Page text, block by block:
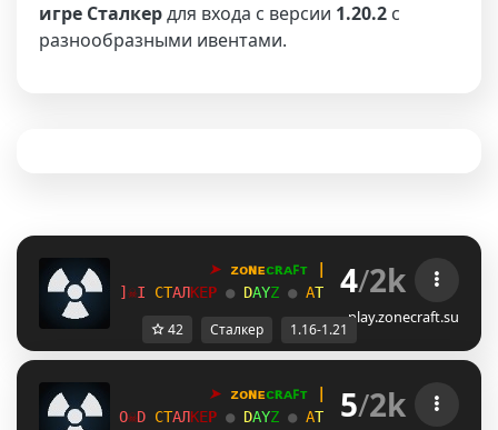
игре Сталкердля входа с версии 1.20.2 с
разнообразными ивентами.
➤ ᴢᴏɴᴇᴄʀᴀꜰᴛ .1 6 →
+
G ☠[ СТАЛКЕР ● DAYZ ● АТ ОСФЕ РА ● Й
4/2k
play.zonecraft.su
42 Сталкер 1.16-1.21
➤ ᴢᴏɴᴇᴄʀᴀꜰᴛ 1.1 6 →
+
\☠P СТАЛКЕР ● DAYZ ● АТ СФЕ РА ● Й
5/2k